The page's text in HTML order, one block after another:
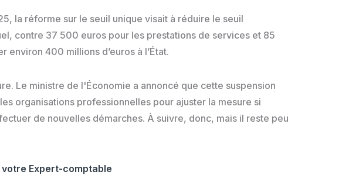
la réforme sur le seuil unique visait à réduire le seuil
contre 37 500 euros pour les prestations de services et 85
400 millions d’euros à l’État.
Le ministre de l'Économie a annoncé que cette suspension
organisations professionnelles pour ajuster la mesure si
de nouvelles démarches. À suivre, donc, mais il reste peu
Expert-comptable